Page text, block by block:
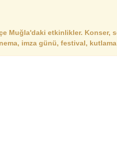
Muğla'daki etkinlikler. Konser,
imza günü, festival, kutlama